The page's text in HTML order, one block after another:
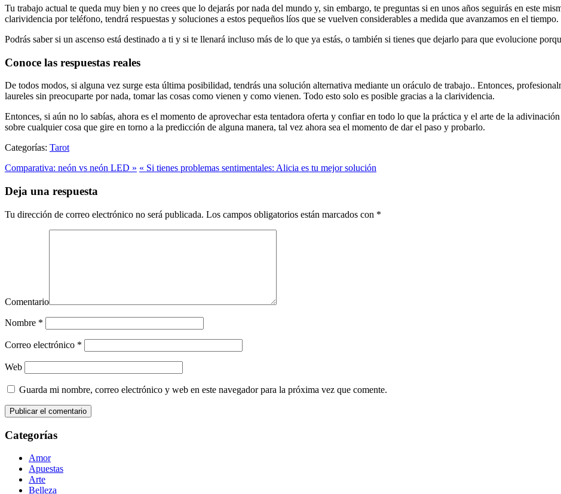
Tu trabajo actual te queda muy bien y no crees que lo dejarás por nada del mundo y, sin embargo, te preguntas si en unos años seguirás en este
clarividencia por teléfono, tendrá respuestas y soluciones a estos pequeños líos que se vuelven considerables a medida que avanzamos en el tiempo.
Podrás saber si un ascenso está destinado a ti y si te llenará incluso más de lo que ya estás, o también si tienes que dejarlo para que evolucione
Conoce las respuestas reales
De todos modos, si alguna vez surge esta última posibilidad, tendrás una solución alternativa mediante un oráculo de trabajo.. Entonces,
laureles sin preocuparte por nada, tomar las cosas como vienen y como vienen. Todo esto solo es posible gracias a la clarividencia.
Entonces, si aún no lo sabías, ahora es el momento de aprovechar esta tentadora oferta y confiar en todo lo que la práctica y el arte de la
sobre cualquier cosa que gire en torno a la predicción de alguna manera, tal vez ahora sea el momento de dar el paso y probarlo.
Categorías: Tarot
Comparativa: neón vs neón LED » « Si tienes problemas sentimentales: Alicia es tu mejor solución
Deja una respuesta
Tu dirección de correo electrónico no será publicada. Los campos obligatorios están marcados con *
Comentario
Nombre *
Correo electrónico *
Web
Guarda mi nombre, correo electrónico y web en este navegador para la próxima vez que comente.
Categorías
Amor
Apuestas
Arte
Belleza